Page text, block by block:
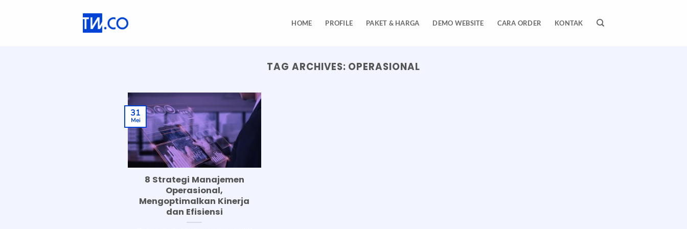
HOME PROFILE PAKET & HARGA DEMO WEBSITE CARA ORDER KONTAK
TAG ARCHIVES: OPERASIONAL
8 Strategi Manajemen
Operasional,
Mengoptimalkan Kinerja
dan Efisiensi
31
Mei